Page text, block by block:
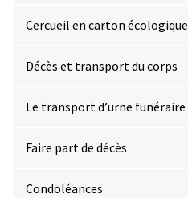
Cercueil en carton écologique
Décès et transport du corps
Le transport d’urne funéraire
Faire part de décès
Condoléances